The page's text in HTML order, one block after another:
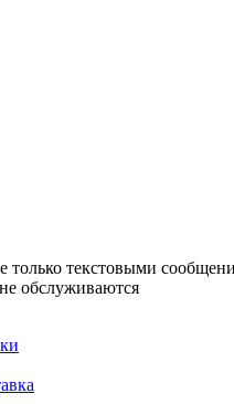
только текстовыми
обслуживаются